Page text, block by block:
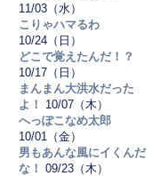
11/03（水）
こりゃハマるわ
10/24（日）
どこで覚えたんだ！？
10/17（日）
まんまん大洪水だった
よ！
10/07（木）
へっぽこなめ太郎
10/01（金）
男もあんな風にイくんだ
な！ 09/23（木）